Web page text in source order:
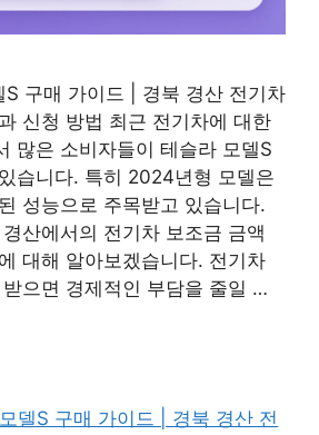
구매 가이드 | 경북 경산 전기차
신청 방법 최근 전기차에 대한
많은 소비자들이 테슬라 모델S
습니다. 특히 2024년형 모델은
성능으로 주목받고 있습니다.
산에서의 전기차 보조금 금액
대해 알아보겠습니다. 전기차
으면 경제적인 부담을 줄일 …
델S 구매 가이드 | 경북 경산 전